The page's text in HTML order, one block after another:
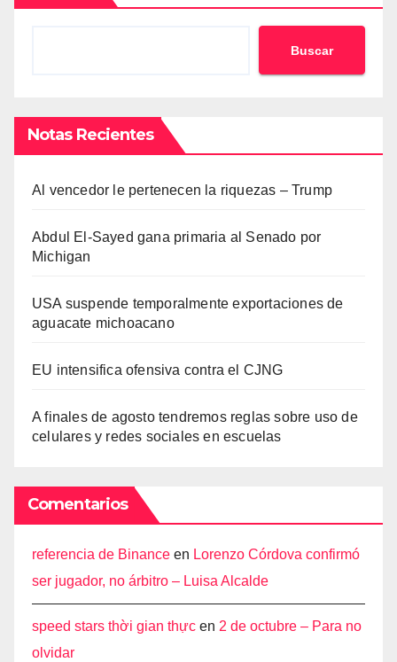
Buscar
Notas Recientes
Al vencedor le pertenecen la riquezas – Trump
Abdul El-Sayed gana primaria al Senado por
Michigan
USA suspende temporalmente exportaciones de
aguacate michoacano
EU intensifica ofensiva contra el CJNG
A finales de agosto tendremos reglas sobre uso de
celulares y redes sociales en escuelas
Comentarios
referencia de Binance en Lorenzo Córdova confirmó
ser jugador, no árbitro – Luisa Alcalde
speed stars thời gian thực en 2 de octubre – Para no
olvidar